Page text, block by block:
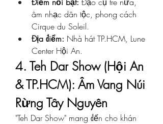
âm nhạc dân tộc, phong cách
Cirque du Soleil.
Địa điểm: Nhà hát TP.HCM, Lune
Center Hội An.
4. Teh Dar Show (Hội An
& TP.HCM): Âm Vang Núi
Rừng Tây Nguyên
"Teh Dar Show" mang đến cho khán